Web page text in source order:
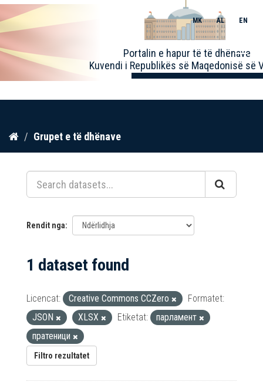
Kalo
përmbajtja
Portalin e hapur të të dhënave
Kuvendi i Republikës së Maqedonisë së
MK AL EN
Toggle
Grupet e të dhënave
Rendit nga
1 dataset found
Licencat: Creative Commons CCZero
Formatet:
JSON
XLSX Etiketat:
парламент
пратеници
Filtro rezultatet